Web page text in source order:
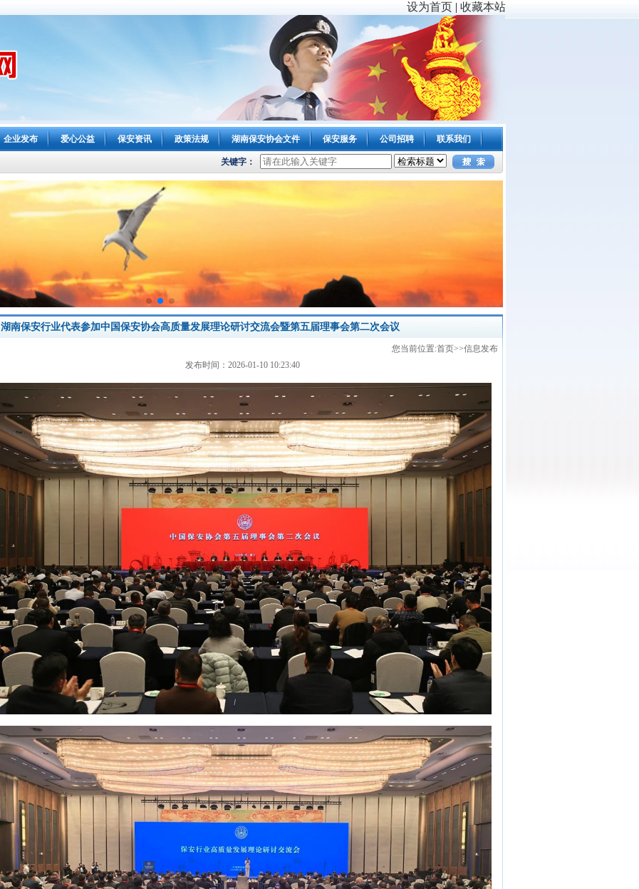
设为首页| 收藏本站
企业发布 爱心公益 保安资讯 政策法规 湖南保安协会文件 保安服务 公司招聘 联系我们
关键字：
湖南保安行业代表参加中国保安协会高质量发展理论研讨交流会暨第五届理事会第二次会议
您当前位置:首页>>信息发布
发布时间：2026-01-10 10:23:40